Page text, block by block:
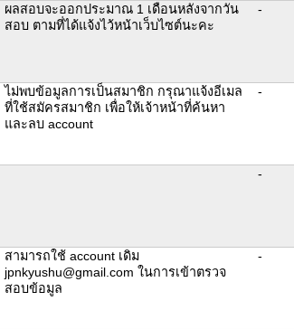
ผลสอบจะออกประมาณ 1 เดือนหลังจากวัน
สอบ ตามที่ได้แจ้งไว้หน้าเว็บไซต์นะคะ
-
ไม่พบข้อมูลการเป็นสมาชิก กรุณาแจ้งอีเมล
ที่ใช้สมัครสมาชิก เพื่อให้เจ้าหน้าที่ค้นหา
และลบ account
-
-
สามารถใช้ account เดิม
jpnkyushu@gmail.com ในการเข้าตรวจ
สอบข้อมูล
-